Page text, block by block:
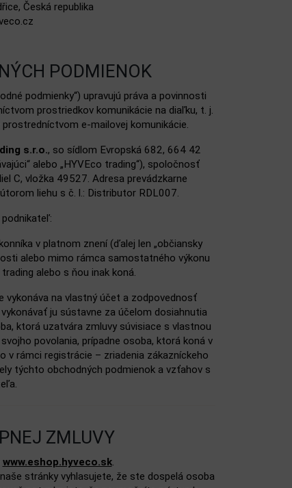
Česká republika
PODMIENOK
podmienky“) upravujú práva a povinnosti
prostriedkov komunikácie na diaľku, t. j.
e‑mailovej komunikácie.
s.r.o., so sídlom Evropská 682, 664 42
alebo „HYVEco trading“), spoločnosť
C, vložka 49527. Adresa prevádzkarne
liehu s č. l.: Distributor RDL007.
v platnom znení (ďalej len „občiansky
alebo mimo rámca samostatného výkonu
alebo s ňou inak koná.
na vlastný účet a zodpovednosť
ju sústavne za účelom dosiahnutia
ktorá uzatvára zmluvy súvisiace s vlastnou
povolania, prípadne osoba, ktorá koná v
v rámci registrácie – zriadenia zákazníckeho
týchto obchodných podmienok a vzťahov s
ZMLUVY
www.eshop.hyveco.sk.
stránky vyhlasujete, že ste dospelá osoba